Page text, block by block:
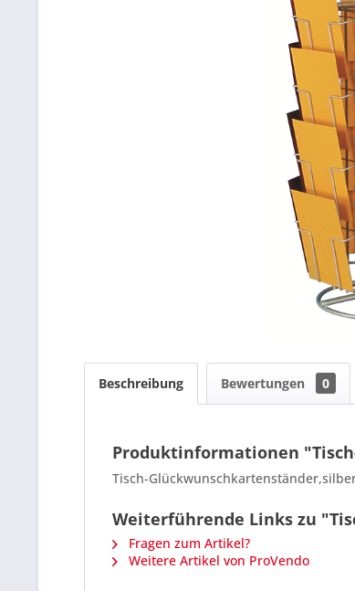
Beschreibung Bewertungen 0
Produktinformationen
Tisch-
Weiterführende Links zu
Fragen zum Artikel?
Weitere Artikel von ProVendo